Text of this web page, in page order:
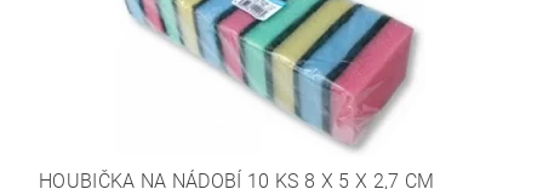
HOUBIČKA NA NÁDOBÍ 10 KS 8 X 5 X 2,7 CM